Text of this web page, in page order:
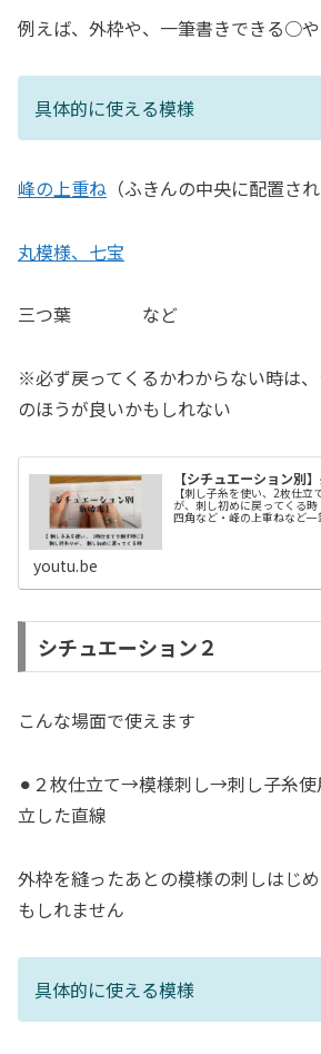
例えば、外枠や、一筆書きできる○
具体的に使える模様
峰の上重ね （ふきんの中央に配置され
丸模様、七宝
三つ葉 など
※必ず戻ってくるかわからない時は
のほうが良いかもしれない
【シチュエーション別
【刺し子糸を使い、2枚仕
が、刺し初めに戻ってくる
四角など・峰の上重ねなど
youtu.be
シチュエーション２
こんな場面で使えます
⚫︎２枚仕立て→模様刺し→刺し子糸
立した直線
外枠を縫ったあとの模様の刺しはじ
もしれません
具体的に使える模様